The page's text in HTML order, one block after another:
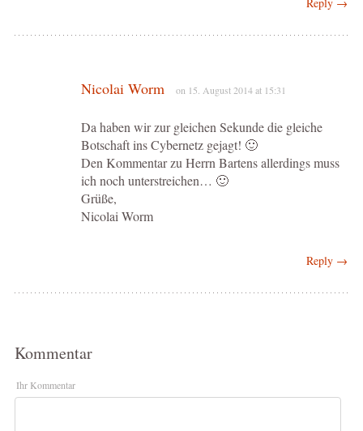
Nicolai Worm on 15. August 2014 at 15:31
Da haben wir zur gleichen Sekunde die gleiche
Botschaft ins Cybernetz gejagt! 🙂
Den Kommentar zu Herrn Bartens allerdings muss
ich noch unterstreichen… 🙂
Grüße,
Nicolai Worm
Reply →
Kommentar
Ihr Kommentar